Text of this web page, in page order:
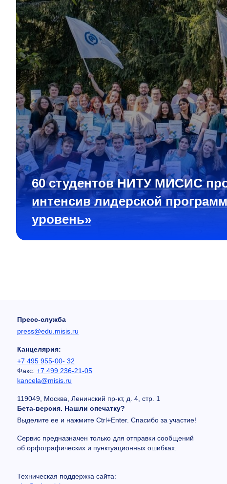
60 студентов НИТУ МИСИС
интенсив лидерской
уровень»
Пресс-служба
press@edu.misis.ru
Канцелярия:
+7 495 955-00- 32
Факс: +7 499 236-21-05
kancela@misis.ru
119049, Москва, Ленинский пр-кт, д. 4, стр. 1
Бета-версия. Нашли опечатку?
Выделите ее и нажмите Ctrl+Enter. Спасибо за участие!
Сервис предназначен только для отправки сообщений
об орфографических и пунктуационных ошибках.
Техническая поддержка сайта: